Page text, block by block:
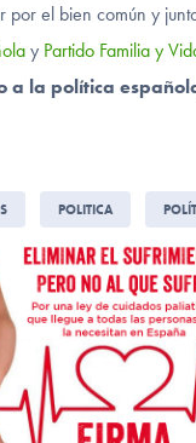
por el bien común y
y Partido Familia y
a la política
POLITICA